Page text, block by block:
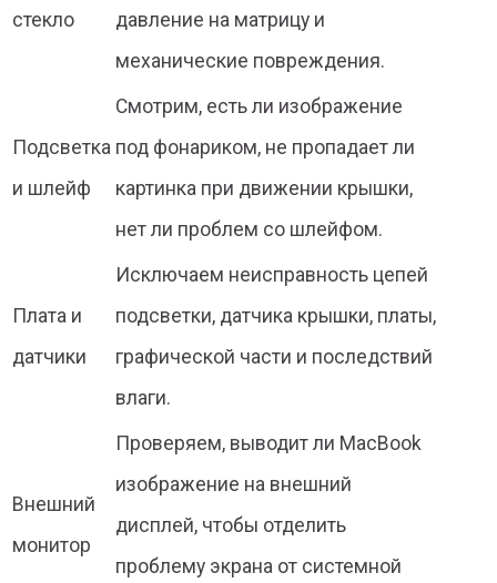
стекло
давление на матрицу и
механические повреждения.
Подсветка
и шлейф
Смотрим, есть ли изображение
под фонариком, не пропадает ли
картинка при движении крышки,
нет ли проблем со шлейфом.
Плата и
датчики
Исключаем неисправность цепей
подсветки, датчика крышки, платы,
графической части и последствий
влаги.
Внешний
монитор
Проверяем, выводит ли MacBook
изображение на внешний
дисплей, чтобы отделить
проблему экрана от системной